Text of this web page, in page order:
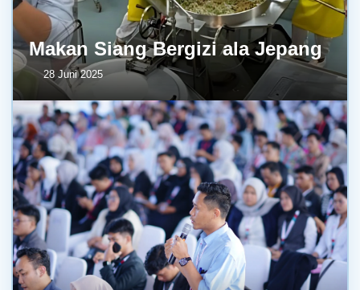
Makan Siang Bergizi ala Jepang
28 Juni 2025